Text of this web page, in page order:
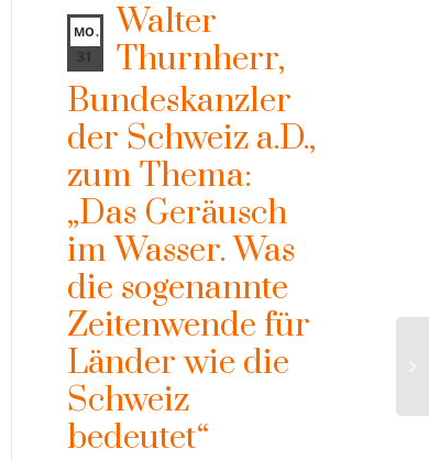
MO.
31
Walter
Thurnherr,
Bundeskanzler
der Schweiz a.D.,
zum Thema:
„Das Geräusch
im Wasser. Was
die sogenannte
Zeitenwende für
Länder wie die
Schweiz
bedeutet“